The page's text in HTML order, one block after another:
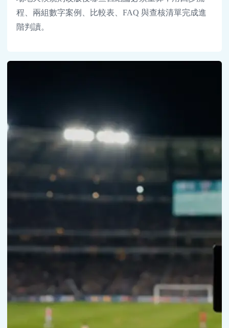
程、兩組數字案例、比較表、FAQ 與查核清單完成進
階判讀。